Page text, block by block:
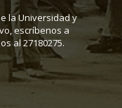
la Universidad y
escríbenos a
al 27180275.